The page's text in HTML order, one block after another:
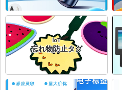
IoT
忘れ物防止タグ